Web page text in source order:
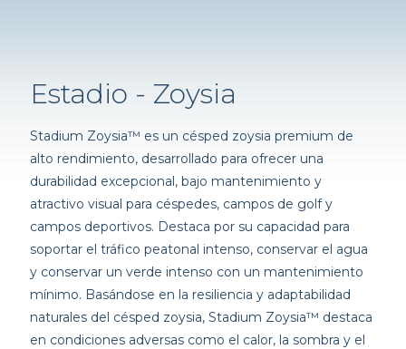
Estadio - Zoysia
Stadium Zoysia™ es un césped zoysia premium de
alto rendimiento, desarrollado para ofrecer una
durabilidad excepcional, bajo mantenimiento y
atractivo visual para céspedes, campos de golf y
campos deportivos. Destaca por su capacidad para
soportar el tráfico peatonal intenso, conservar el agua
y conservar un verde intenso con un mantenimiento
mínimo. Basándose en la resiliencia y adaptabilidad
naturales del césped zoysia, Stadium Zoysia™ destaca
en condiciones adversas como el calor, la sombra y el